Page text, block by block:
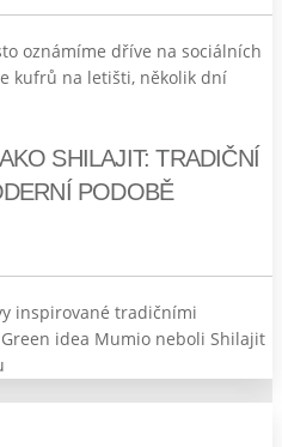
oznámíme dříve na sociálních
kufrů na letišti, několik dní
SHILAJIT: TRADIČNÍ
PODOBĚ
inspirované tradičními
idea Mumio neboli Shilajit